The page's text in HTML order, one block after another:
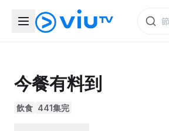
今餐有料到
飲食 441集完